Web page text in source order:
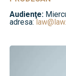
Audienţe:
adresa: